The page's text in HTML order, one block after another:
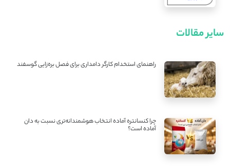
سایر مقالات
راهنمای استخدام کارگر دامداری برای فصل بره‌زایی گوسفند
چرا کنسانتره آماده انتخاب هوشمندانه‌تری نسبت به دان
آماده است؟